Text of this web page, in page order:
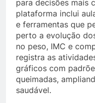
para decisões mais
plataforma inclui
e ferramentas que
perto a evolução
no peso, IMC e
registra as
gráficos com
queimadas,
saudável.